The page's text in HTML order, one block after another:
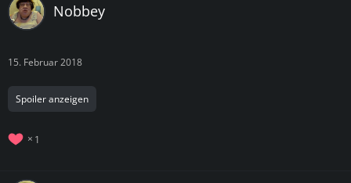
Nobbey
15. Februar 2018
Spoiler anzeigen
1